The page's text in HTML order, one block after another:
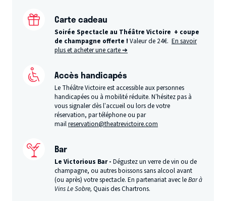
Carte cadeau
Soirée Spectacle au Théâtre Victoire + coupe
de champagne offerte !Valeur de 24€.En savoir
plus et acheter une carte ➔
Accès handicapés
Le Théâtre Victoire est accessible aux personnes
handicapées ou à mobilité réduite. N’hésitez pas à
vous signaler dès l’accueil ou lors de votre
réservation, par téléphone ou par
mailreservation@theatrevictoire.com
Bar
Le Victorious Bar -Dégustez un verre de vin ou de
champagne, ou autres boissons sans alcool avant
(ou après) votre spectacle. En partenariat avec leBar à
Vins Le Sobre, Quais des Chartrons.